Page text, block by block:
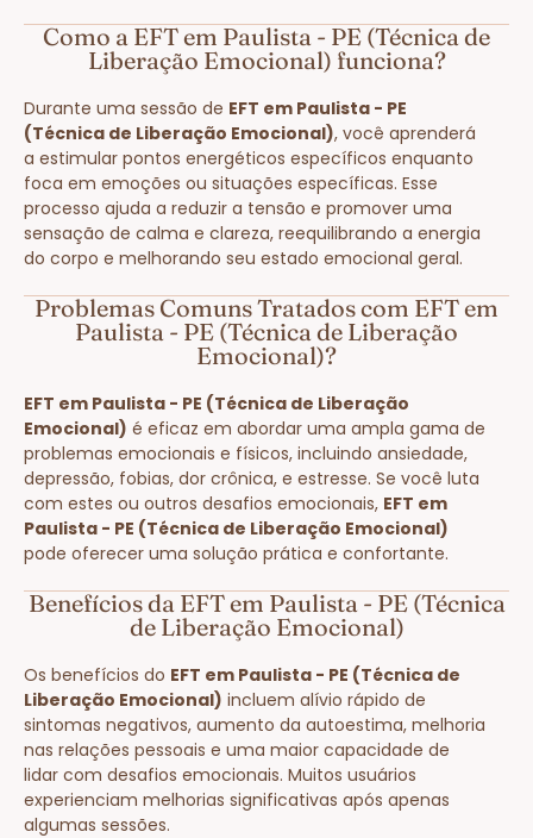
Como a EFT em Paulista - PE (Técnica de
Liberação Emocional) funciona?
Durante uma sessão de EFT em Paulista - PE
(Técnica de Liberação Emocional), você aprenderá
a estimular pontos energéticos específicos enquanto
foca em emoções ou situações específicas. Esse
processo ajuda a reduzir a tensão e promover uma
sensação de calma e clareza, reequilibrando a energia
do corpo e melhorando seu estado emocional geral.
Problemas Comuns Tratados com EFT em
Paulista - PE (Técnica de Liberação
Emocional)?
EFT em Paulista - PE (Técnica de Liberação
Emocional) é eficaz em abordar uma ampla gama de
problemas emocionais e físicos, incluindo ansiedade,
depressão, fobias, dor crônica, e estresse. Se você luta
com estes ou outros desafios emocionais, EFT em
Paulista - PE (Técnica de Liberação Emocional)
pode oferecer uma solução prática e confortante.
Benefícios da EFT em Paulista - PE (Técnica
de Liberação Emocional)
Os benefícios do EFT em Paulista - PE (Técnica de
Liberação Emocional) incluem alívio rápido de
sintomas negativos, aumento da autoestima, melhoria
nas relações pessoais e uma maior capacidade de
lidar com desafios emocionais. Muitos usuários
experienciam melhorias significativas após apenas
algumas sessões.